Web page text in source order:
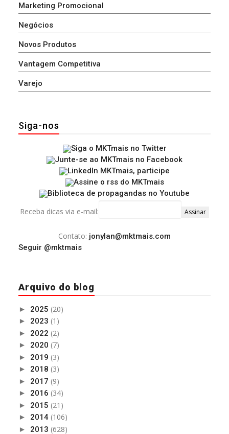
Marketing Promocional
Negócios
Novos Produtos
Vantagem Competitiva
Varejo
Siga-nos
Receba dicas via e-mail:
Contato: jonylan@mktmais.com
Seguir @mktmais
Arquivo do blog
► 2025 (20)
► 2023 (1)
► 2022 (2)
► 2020 (7)
► 2019 (3)
► 2018 (3)
► 2017 (9)
► 2016 (34)
► 2015 (21)
► 2014 (106)
► 2013 (628)